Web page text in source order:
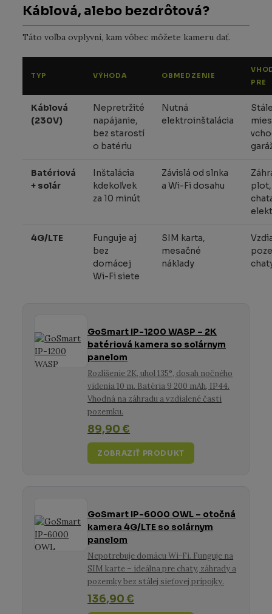
Káblová, alebo bezdrôtová?
Táto voľba ovplyvní, kam vôbec môžete kameru dať.
TYP VÝHODA OBMEDZENIE
PRE
Káblová
(230V)
Nepretržité
napájanie,
bez starostí
o batériu
Nutná
elektroinštalácia
Batériová
+ solár
Inštalácia
kdekoľvek
za 10 minút
Závislá od slnka
a Wi-Fi dosahu
plot,
4G/LTE
Funguje aj
bez
domácej
Wi-Fi siete
SIM karta,
mesačné
náklady
GoSmart IP-1200 WASP – 2K
batériová kamera so solárnym
panelom
Rozlíšenie 2K, uhol 135°, dosah nočného
videnia 10 m. Batéria 9 200 mAh, IP44.
Vhodná na záhradu a vzdialené časti
pozemku.
89,90 €
ZOBRAZIŤ PRODUKT
GoSmart IP-6000 OWL – otočná
kamera 4G/LTE so solárnym
panelom
Nepotrebuje domácu Wi-Fi. Funguje na
SIM karte – ideálna pre chaty, záhrady a
pozemky bez stálej sieťovej prípojky.
136,90 €